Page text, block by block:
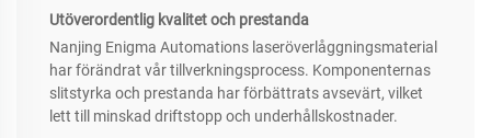
Utöverordentlig kvalitet och prestanda
Nanjing Enigma Automations laseröverlåggningsmaterial
har förändrat vår tillverkningsprocess. Komponenternas
slitstyrka och prestanda har förbättrats avsevärt, vilket
lett till minskad driftstopp och underhållskostnader.